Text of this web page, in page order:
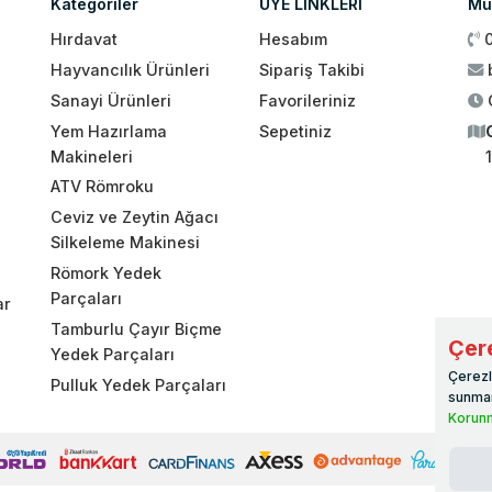
Kategoriler
Hırdavat
Hayvancılık Ürünleri
Sanayi Ürünleri
Yem Hazırlama
Makineleri
ATV Römroku
Ceviz ve Zeytin Ağacı
Silkeleme Makinesi
Römork Yedek
Parçaları
Tamburlu Çayır Biçme
Yedek Parçaları
Pulluk Yedek Parçaları
ÜYE LİNKLERİ
Hesabım
Sipariş Takibi
Favorileriniz
Sepetiniz